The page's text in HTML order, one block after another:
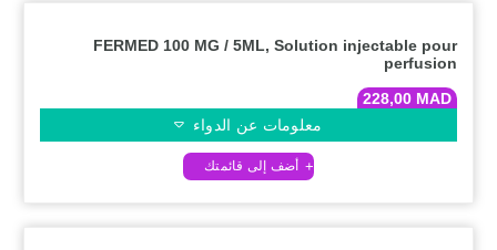
FERMED 100 MG / 5ML, Solution injectable pour
perfusion
228,00 MAD
معلومات عن الدواء